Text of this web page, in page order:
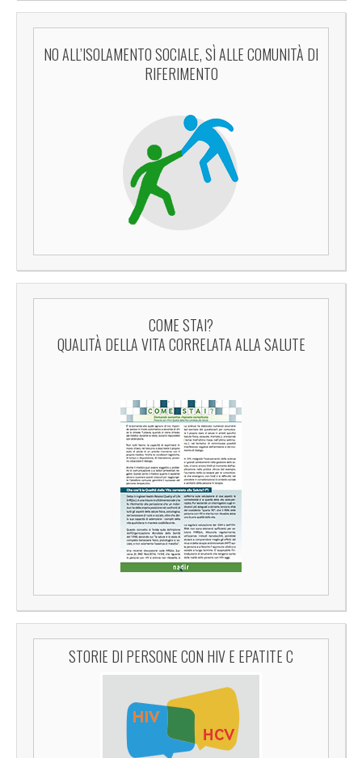
NO ALL’ISOLAMENTO SOCIALE, SÌ ALLE COMUNITÀ DI
RIFERIMENTO
COME STAI?
QUALITÀ DELLA VITA CORRELATA ALLA SALUTE
STORIE DI PERSONE CON HIV E EPATITE C